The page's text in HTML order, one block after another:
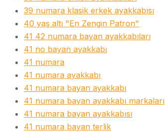
39 numara klasik erkek ayakkabısı
40 yaş altı "En Zengin Patron"
41 42 numara bayan ayakkabıları
41 no bayan ayakkabı
41 numara
41 numara ayakkabı
41 numara bayan ayakkabı
41 numara bayan ayakkabı markaları
41 numara bayan ayakkabısı
41 numara bayan terlik